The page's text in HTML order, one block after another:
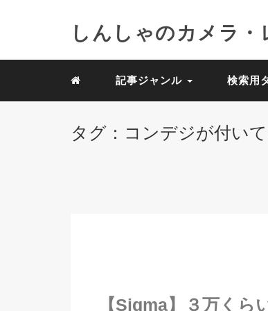
しんしゃのカメラ
記事ジャンル 検索用
タグ：コンデジが付い
【Sigma】３万く